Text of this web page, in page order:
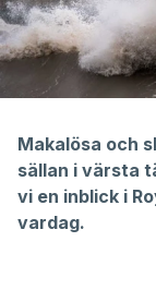
Makalösa och
sällan i värsta
vi en inblick i
vardag.